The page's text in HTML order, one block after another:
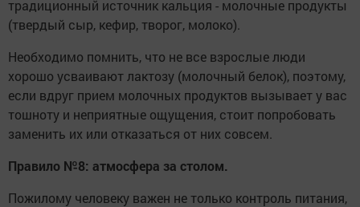
традиционный источник кальция - молочные продукты
(твердый сыр, кефир, творог, молоко).
Необходимо помнить, что не все взрослые люди
хорошо усваивают лактозу (молочный белок), поэтому,
если вдруг прием молочных продуктов вызывает у вас
тошноту и неприятные ощущения, стоит попробовать
заменить их или отказаться от них совсем.
Правило №8: атмосфера за столом.
Пожилому человеку важен не только контроль питания,